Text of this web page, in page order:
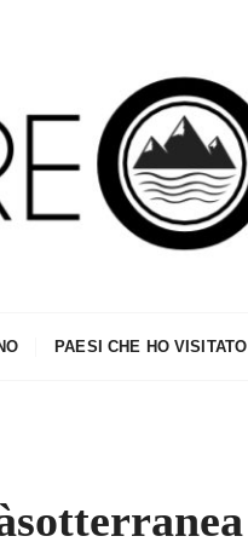
PAESI CHE HO VISITATO